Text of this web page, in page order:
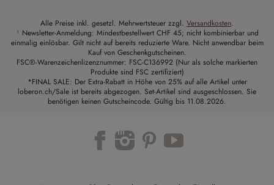
Alle Preise inkl. gesetzl. Mehrwertsteuer zzgl. Versandkosten.
¹ Newsletter-Anmeldung: Mindestbestellwert CHF 45; nicht kombinierbar und
einmalig einlösbar. Gilt nicht auf bereits reduzierte Ware. Nicht anwendbar beim
Kauf von Geschenkgutscheinen.
FSC®-Warenzeichenlizenznummer: FSC-C136992 (Nur als solche markierten
Produkte sind FSC zertifiziert)
*FINAL SALE: Der Extra-Rabatt in Höhe von 25% auf alle Artikel unter
loberon.ch/Sale ist bereits abgezogen. Set-Artikel sind ausgeschlossen. Sie
benötigen keinen Gutscheincode. Gültig bis 11.08.2026.